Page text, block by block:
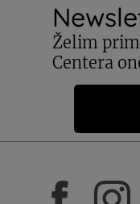
Želim
Centera